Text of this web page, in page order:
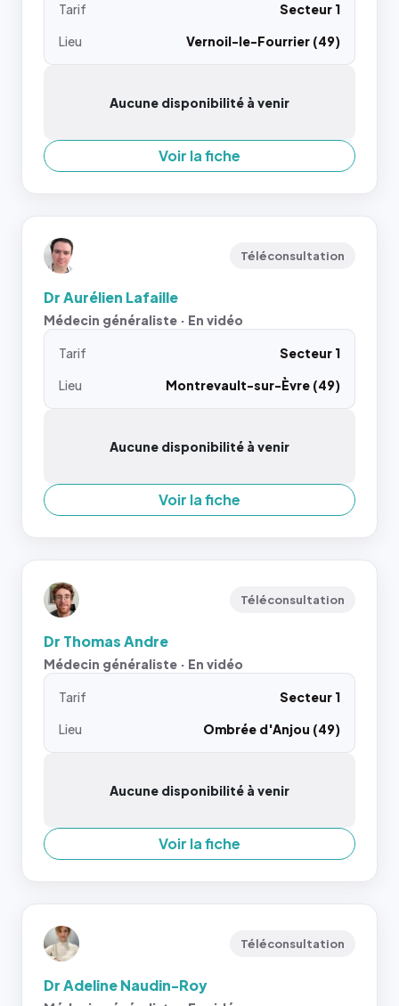
Tarif
Secteur 1
Lieu
Vernoil-le-Fourrier (49)
Aucune disponibilité à venir
Voir la fiche
Téléconsultation
Dr Aurélien Lafaille
Médecin généraliste · En vidéo
Tarif
Secteur 1
Lieu
Montrevault-sur-Èvre (49)
Aucune disponibilité à venir
Voir la fiche
Téléconsultation
Dr Thomas Andre
Médecin généraliste · En vidéo
Tarif
Secteur 1
Lieu
Ombrée d'Anjou (49)
Aucune disponibilité à venir
Voir la fiche
Téléconsultation
Dr Adeline Naudin-Roy